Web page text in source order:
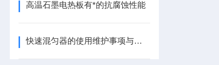
高温石墨电热板有*的抗腐蚀性能
快速混匀器的使用维护事项与注意事项有哪些？